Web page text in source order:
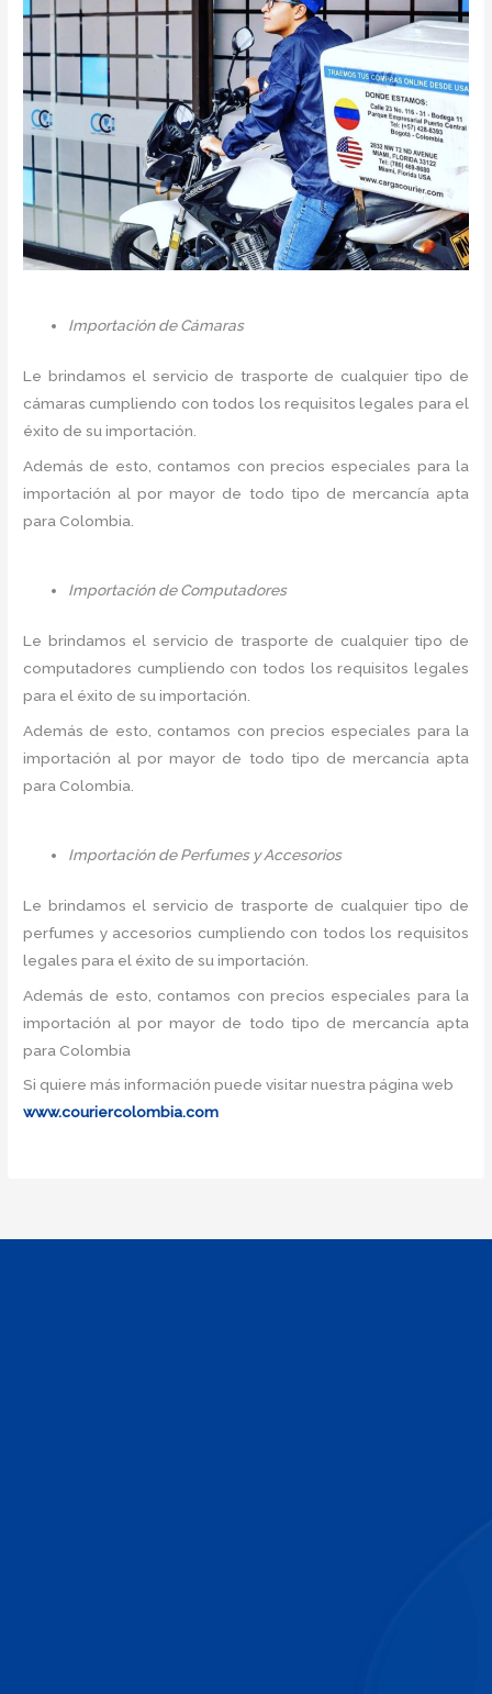
Importación de Cámaras
Le brindamos el servicio de trasporte de cualquier tipo de
cámaras cumpliendo con todos los requisitos legales para el
éxito de su importación.
Además de esto, contamos con precios especiales para la
importación al por mayor de todo tipo de mercancía apta
para Colombia.
Importación de Computadores
Le brindamos el servicio de trasporte de cualquier tipo de
computadores cumpliendo con todos los requisitos legales
para el éxito de su importación.
Además de esto, contamos con precios especiales para la
importación al por mayor de todo tipo de mercancía apta
para Colombia.
Importación de Perfumes y Accesorios
Le brindamos el servicio de trasporte de cualquier tipo de
perfumes y accesorios cumpliendo con todos los requisitos
legales para el éxito de su importación.
Además de esto, contamos con precios especiales para la
importación al por mayor de todo tipo de mercancía apta
para Colombia
Si quiere más información puede visitar nuestra página web
www.couriercolombia.com